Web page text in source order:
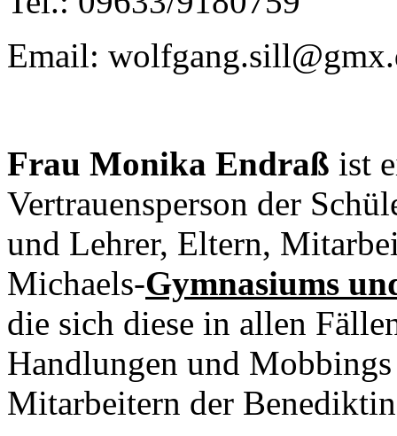
Email:
Frau Monika Endraß ist
Vertrauensperson der
und Lehrer, Eltern,
Michaels-Gymnasiums
die sich diese in allen
Handlungen und
Mitarbeitern der